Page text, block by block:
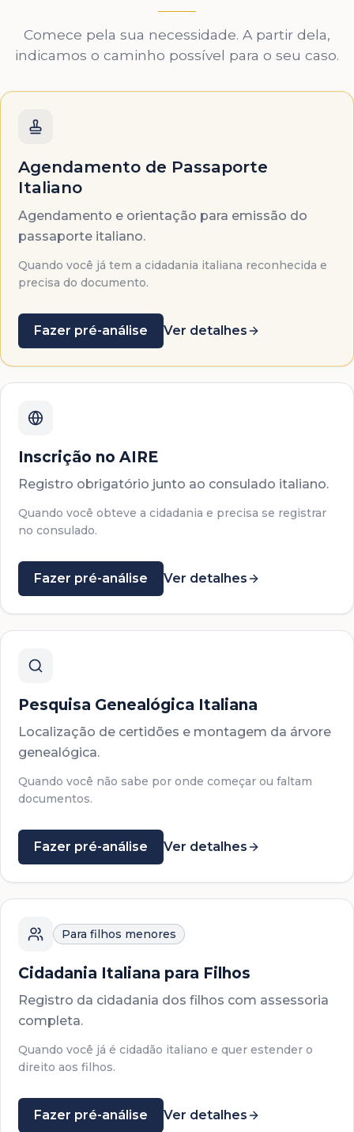
Comece pela sua necessidade. A partir dela,
indicamos o caminho possível para o seu caso.
Agendamento de Passaporte
Italiano
Agendamento e orientação para emissão do
passaporte italiano.
Quando você já tem a cidadania italiana reconhecida e
precisa do documento.
Fazer pré-análise Ver detalhes
Inscrição no AIRE
Registro obrigatório junto ao consulado italiano.
Quando você obteve a cidadania e precisa se registrar
no consulado.
Fazer pré-análise Ver detalhes
Pesquisa Genealógica Italiana
Localização de certidões e montagem da árvore
genealógica.
Quando você não sabe por onde começar ou faltam
documentos.
Fazer pré-análise Ver detalhes
Para filhos menores
Cidadania Italiana para Filhos
Registro da cidadania dos filhos com assessoria
completa.
Quando você já é cidadão italiano e quer estender o
direito aos filhos.
Fazer pré-análise Ver detalhes